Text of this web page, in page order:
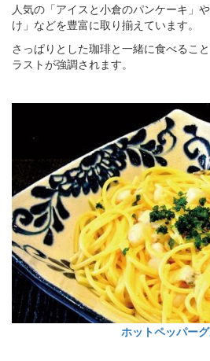
人気の「アイスと小倉のパンケーキ」
け」などを豊富に取り揃えています。
さっぱりとした珈琲と一緒に食べるこ
ラストが強調されます。
ホットペッパー